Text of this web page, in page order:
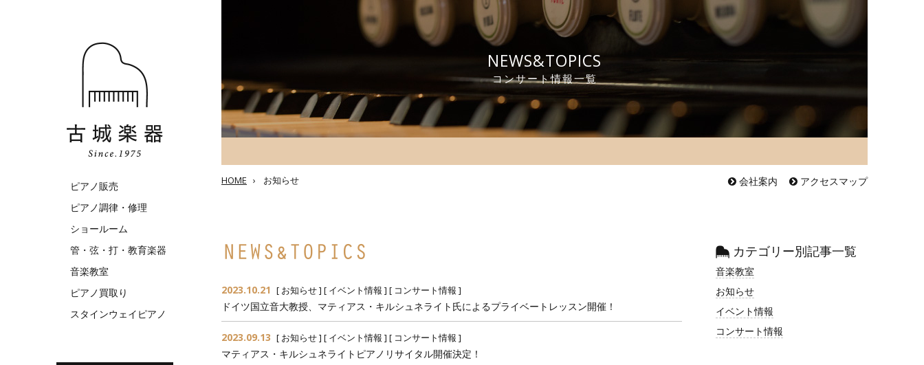
ピアノ販売
ピアノ調律・修理
ショールーム
管・弦・打・教育楽器
音楽教室
ピアノ買取り
スタインウェイピアノ
NEWS&TOPICS
コンサート情報一覧
HOME › お知らせ 会社案内 アクセスマップ
2023.10.21 [ お知らせ] [ イベント情報 ] [ コンサート情報 ]
ドイツ国立音大教授、マティアス・キルシュネライト氏によるプライベートレッスン開催！
2023.09.13 [ お知らせ] [ イベント情報 ] [ コンサート情報 ]
マティアス・キルシュネライトピアノリサイタル開催決定！
カテゴリー別記事一覧
音楽教室
お知らせ
イベント情報
コンサート情報